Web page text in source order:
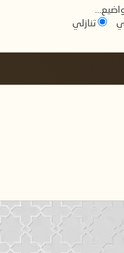
تنازلي